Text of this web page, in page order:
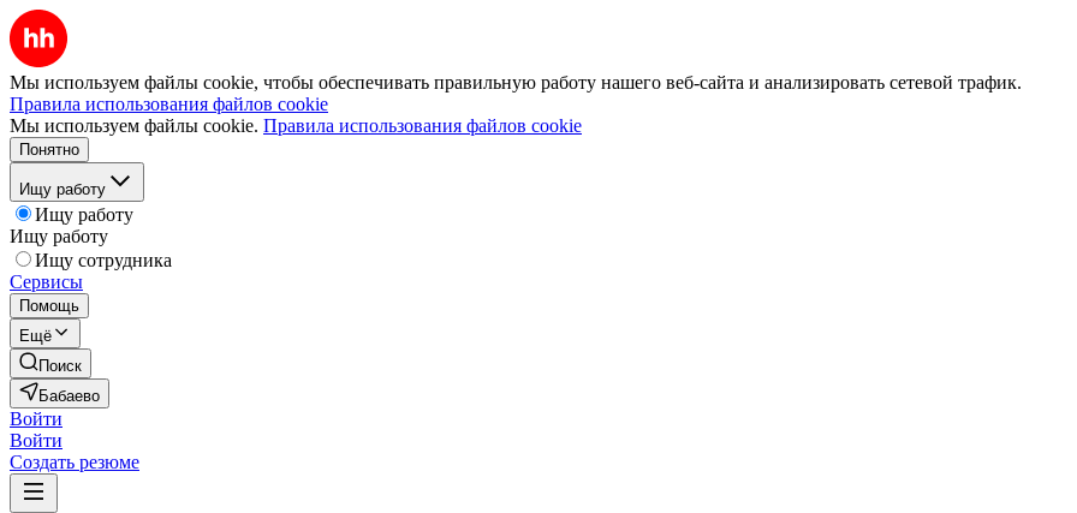
Мы используем файлы cookie, чтобы обеспечивать правильную работу нашего веб-сайта и анализировать сетевой трафик.
Правила использования файлов cookie
Мы используем файлы cookie. Правила использования файлов cookie
Понятно
Ищу работу
Ищу работу
Ищу работу
Ищу сотрудника
Сервисы
Помощь
Ещё
Поиск
Бабаево
Войти
Войти
Создать резюме